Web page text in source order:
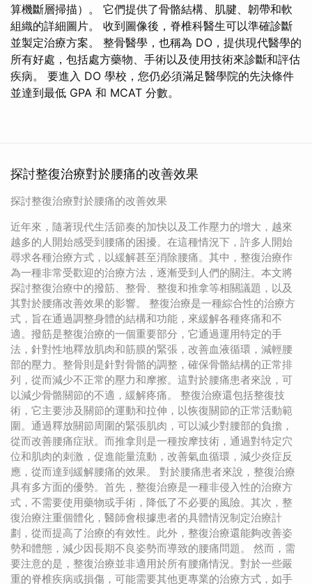
算機斷層掃描）。 它們提供了骨骼結構、肌腱、韌帶和軟
組織的詳細圖片。 收到圖像後，脊椎科醫生可以準確診斷
並製定治療方案。 整骨醫學，也稱為 DO，提供現代醫學的
所有好處，包括處方藥物、手術以及使用技術來診斷和評估
疾病。 要進入 DO 學校，您仍必須滿足醫學院的先決條件
並達到最低 GPA 和 MCAT 分數。
探討整復治療對於腰痛的改善效果
探討整復治療對於腰痛的改善效果
近年來，隨著現代生活節奏的加快以及工作壓力的增大，越來
越多的人開始感受到腰痛的困擾。在這種情況下，許多人開始
尋求各種治療方式，以緩解甚至消除腰痛。其中，整復治療作
為一種非常受歡迎的治療方法，逐漸受到人們的關注。本文將
探討整復治療中的撥筋、整骨、整復和推拿等相關議題，以及
其對於腰痛改善效果的影響。 整復治療是一種綜合性的治療方
式，旨在通過調整身體的結構和功能，來緩解各種疼痛和不
適。撥筋是整復治療的一個重要部分，它通過運用特定的手
法，針對性地釋放肌肉和筋膜的緊張，改善血液循環，減輕腰
部的壓力。整骨則是針對骨骼的調整，確保骨骼結構的正常排
列，從而減少不正常的壓力和摩擦。這對於腰痛患者來說，可
以減少骨骼關節的不適，緩解疼痛。 整復治療還包括整復技
術，它主要涉及關節的運動和拉伸，以恢復關節的正常活動範
圍。通過釋放關節周圍的緊張肌肉，可以減少對腰部的負擔，
從而改善腰痛症狀。而推拿則是一種按摩技術，通過對特定穴
位和肌肉的刺激，促進能量流動，改善氣血循環，減少炎症反
應，從而達到緩解腰痛的效果。 對於腰痛患者來說，整復治療
具有多方面的優勢。首先，整復治療是一種非侵入性的治療方
式，不需要使用藥物或手術，降低了不必要的風險。其次，整
復治療注重個體化，醫師會根據患者的具體情況制定治療計
劃，從而提高了治療的有效性。此外，整復治療還能夠改善姿
勢和體態，減少因長期不良姿勢而導致的腰痛問題。 然而，需
要注意的是，整復治療並非適用於所有腰痛情況。對於一些嚴
重的脊椎疾病或損傷，可能需要其他更專業的治療方式，如手